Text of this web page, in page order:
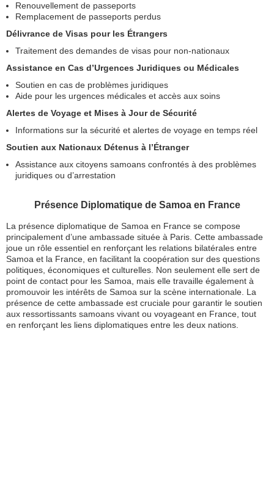
Renouvellement de passeports
Remplacement de passeports perdus
Délivrance de Visas pour les Étrangers
Traitement des demandes de visas pour non-nationaux
Assistance en Cas d’Urgences Juridiques ou Médicales
Soutien en cas de problèmes juridiques
Aide pour les urgences médicales et accès aux soins
Alertes de Voyage et Mises à Jour de Sécurité
Informations sur la sécurité et alertes de voyage en temps réel
Soutien aux Nationaux Détenus à l’Étranger
Assistance aux citoyens samoans confrontés à des problèmes
juridiques ou d’arrestation
Présence Diplomatique de Samoa en France
La présence diplomatique de Samoa en France se compose
principalement d’une ambassade située à Paris. Cette ambassade
joue un rôle essentiel en renforçant les relations bilatérales entre
Samoa et la France, en facilitant la coopération sur des questions
politiques, économiques et culturelles. Non seulement elle sert de
point de contact pour les Samoa, mais elle travaille également à
promouvoir les intérêts de Samoa sur la scène internationale. La
présence de cette ambassade est cruciale pour garantir le soutien
aux ressortissants samoans vivant ou voyageant en France, tout
en renforçant les liens diplomatiques entre les deux nations.